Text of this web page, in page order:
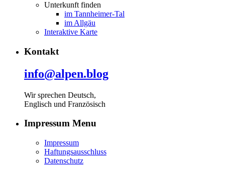
Unterkunft finden
im Tannheimer-Tal
im Allgäu
Interaktive Karte
Kontakt
info@alpen.blog
Wir sprechen Deutsch,
Englisch und Französisch
Impressum Menu
Impressum
Haftungsausschluss
Datenschutz